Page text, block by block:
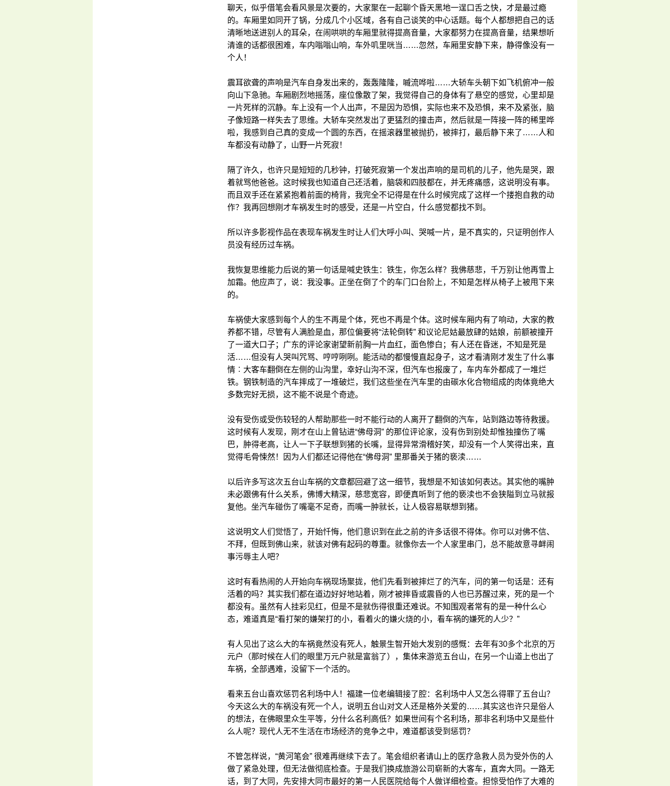
聊天，似乎借笔会看风景是次要的，大家聚在一起聊个昏天黑地一逞口舌之快，才是最过瘾
的。车厢里如同开了锅，分成几个小区域，各有自己谈笑的中心话题。每个人都想把自己的话
清晰地送进别人的耳朵，在闹哄哄的车厢里就得提高音量，大家都努力在提高音量，结果想听
清谁的话都很困难，车内嗡嗡山响，车外叽里咣当……忽然，车厢里安静下来，静得像没有一
个人！
震耳欲聋的声响是汽车自身发出来的，轰轰隆隆，嘁流哗啦……大轿车头朝下如飞机俯冲一般
向山下急驰。车厢剧烈地摇荡，座位像散了架，我觉得自己的身体有了悬空的感觉，心里却是
一片死样的沉静。车上没有一个人出声，不是因为恐惧，实际也来不及恐惧，来不及紧张，脑
子像短路一样失去了思维。大轿车突然发出了更猛烈的撞击声，然后就是一阵接一阵的稀里哗
啦，我感到自己真的变成一个圆的东西，在摇滚器里被抛扔，被摔打，最后静下来了……人和
车都没有动静了，山野一片死寂！
隔了许久，也许只是短短的几秒钟，打破死寂第一个发出声响的是司机的儿子，他先是哭，跟
着就骂他爸爸。这时候我也知道自己还活着，脑袋和四肢都在，并无疼痛感，这说明没有事。
而且双手还在紧紧抱着前面的椅背，我完全不记得是在什么时候完成了这样一个搂抱自救的动
作？我再回想刚才车祸发生时的感受，还是一片空白，什么感觉都找不到。
所以许多影视作品在表现车祸发生时让人们大呼小叫、哭喊一片，是不真实的，只证明创作人
员没有经历过车祸。
我恢复思维能力后说的第一句话是喊史铁生：铁生，你怎么样？我佛慈悲，千万别让他再雪上
加霜。他应声了，说：我没事。正坐在倒了个的车门口台阶上，不知是怎样从椅子上被甩下来
的。
车祸使大家感到每个人的生不再是个体，死也不再是个体。这时候车厢内有了响动，大家的教
养都不错，尽管有人满脸是血，那位偏要将“法轮倒转” 和议论尼姑最放肆的姑娘，前额被撞开
了一道大口子；广东的评论家谢望新前胸一片血红，面色惨白；有人还在昏迷，不知是死是
活……但没有人哭叫咒骂、哼哼咧咧。能活动的都慢慢直起身子，这才看清刚才发生了什么事
情︰大客车翻倒在左侧的山沟里，幸好山沟不深，但汽车也报废了，车内车外都成了一堆烂
铁。钢铁制造的汽车摔成了一堆破烂，我们这些坐在汽车里的由碳水化合物组成的肉体竟绝大
多数完好无损，这不能不说是个奇迹。
没有受伤或受伤较轻的人帮助那些一时不能行动的人离开了翻倒的汽车，站到路边等待救援。
这时候有人发现，刚才在山上曾钻进“佛母洞” 的那位评论家，没有伤到别处却惟独撞伤了嘴
巴，肿得老高，让人一下子联想到猪的长嘴，显得异常滑稽好笑，却没有一个人笑得出来，直
觉得毛骨悚然！因为人们都还记得他在“佛母洞” 里那番关于猪的亵渎……
以后许多写这次五台山车祸的文章都回避了这一细节，我想是不知该如何表达。其实他的嘴肿
未必跟佛有什么关系，佛博大精深，慈悲宽容，即便真听到了他的亵渎也不会狭隘到立马就报
复他。坐汽车碰伤了嘴毫不足奇，而嘴一肿就长，让人极容易联想到猪。
这说明文人们觉悟了，开始忏悔，他们意识到在此之前的许多话很不得体。你可以对佛不信、
不拜，但既到佛山来，就该对佛有起码的尊重。就像你去一个人家里串门，总不能故意寻衅闹
事污辱主人吧？
这时有看热闹的人开始向车祸现场聚拢，他们先看到被摔烂了的汽车，问的第一句话是：还有
活着的吗？其实我们都在道边好好地站着，刚才被摔昏或震昏的人也已苏醒过来，死的是一个
都没有。虽然有人挂彩见红，但是不是就伤得很重还难说。不知围观者常有的是一种什么心
态，难道真是“看打架的嫌架打的小，看着火的嫌火烧的小，看车祸的嫌死的人少？”
有人见出了这么大的车祸竟然没有死人，触景生智开始大发别的感慨：去年有30多个北京的万
元户（那时候在人们的眼里万元户就是富翁了），集体来游览五台山，在另一个山道上也出了
车祸，全部遇难，没留下一个活的。
看来五台山喜欢惩罚名利场中人！福建一位老编辑接了腔：名利场中人又怎么得罪了五台山？
今天这么大的车祸没有死一个人，说明五台山对文人还是格外关爱的……其实这也许只是俗人
的想法，在佛眼里众生平等，分什么名利高低？如果世间有个名利场，那非名利场中又是些什
么人呢？现代人无不生活在市场经济的竞争之中，难道都该受到惩罚？
不管怎样说，“黄河笔会” 很难再继续下去了。笔会组织者请山上的医疗急救人员为受外伤的人
做了紧急处理，但无法做彻底检查。于是我们换成旅游公司崭新的大客车，直奔大同。一路无
话，到了大同，先安排大同市最好的第一人民医院给每个人做详细检查。担惊受怕作了大难的